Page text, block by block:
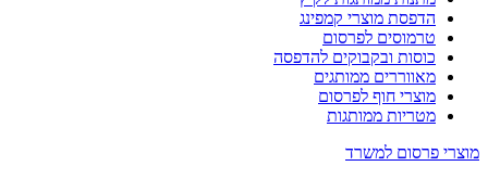
הדפסת מוצרי קמפינג
טרמוסים לפרסום
כוסות ובקבוקים להדפסה
מאווררים ממותגים
מוצרי חוף לפרסום
מטריות ממותגות
מוצרי פרסום למשרד